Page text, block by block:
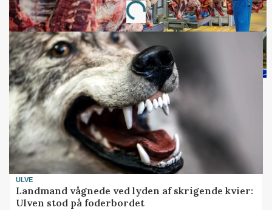
Loading...
ULVE
Landmand vågnede ved lyden af skrigende kvier:
Ulven stod på foderbordet